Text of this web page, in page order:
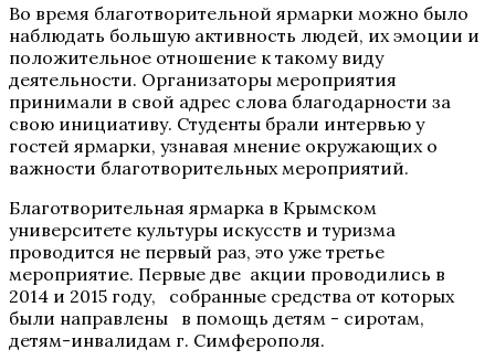
Во время благотворительной ярмарки можно было
наблюдать большую активность людей, их эмоции и
положительное отношение к такому виду
деятельности. Организаторы мероприятия
принимали в свой адрес слова благодарности за
свою инициативу. Студенты брали интервью у
гостей ярмарки, узнавая мнение окружающих о
важности благотворительных мероприятий.
Благотворительная ярмарка в Крымском
университете культуры искусств и туризма
проводится не первый раз, это уже третье
мероприятие. Первые две акции проводились в
2014 и 2015 году, собранные средства от которых
были направлены в помощь детям - сиротам,
детям-инвалидам г. Симферополя.